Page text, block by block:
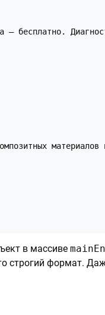
— бесплатно.
в массиве
строгий формат.